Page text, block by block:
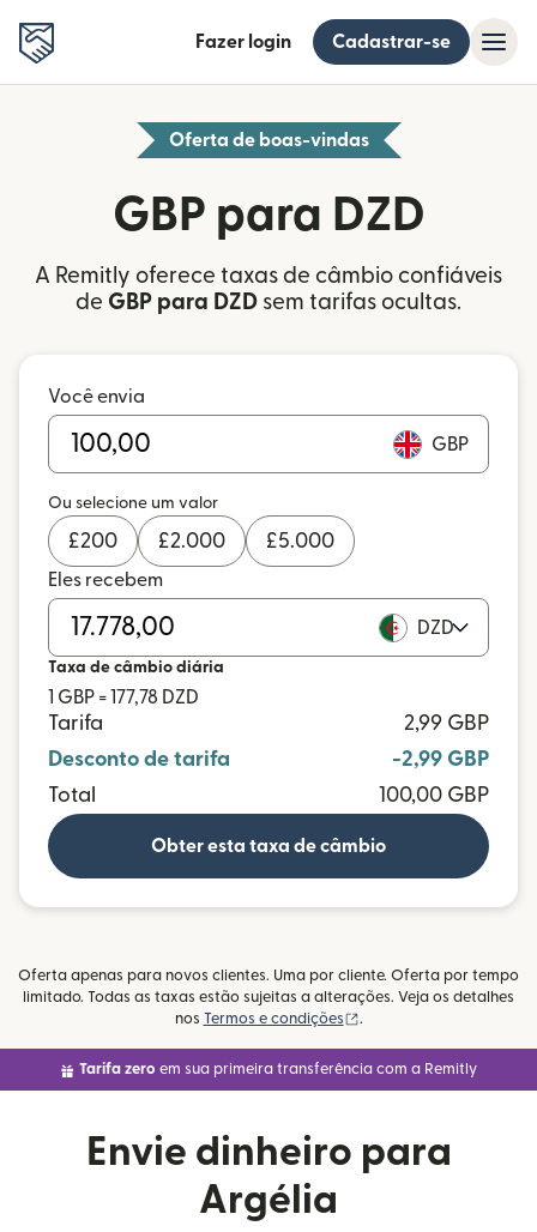
Fazer login Cadastrar-se
Oferta de boas-vindas
GBP para DZD
A Remitly oferece taxas de câmbio confiáveis
de GBP para DZD sem tarifas ocultas.
Você envia
GBP
Ou selecione um valor
£200 £2.000 £5.000
Eles recebem
DZD
Taxa de câmbio diária
1 GBP = 177,78 DZD
Tarifa
2,99 GBP
Desconto de tarifa
-2,99 GBP
Total
100,00 GBP
Obter esta taxa de câmbio
Oferta apenas para novos clientes. Uma por cliente. Oferta por tempo
limitado. Todas as taxas estão sujeitas a alterações. Veja os detalhes
nos Termos e condições (abre em uma nova
.
Tarifa zero em sua primeira transferência com a Remitly
Envie dinheiro para
Argélia